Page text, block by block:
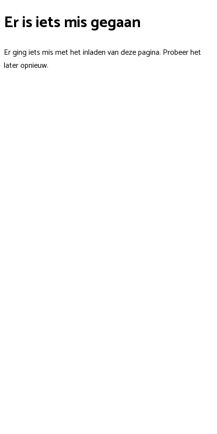
Er is iets mis gegaan
Er ging iets mis met het inladen van deze pagina. Probeer het
later opnieuw.